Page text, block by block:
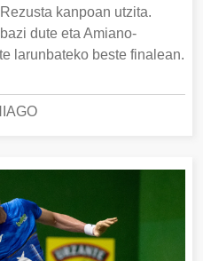
kanpoan utzita.
dute eta Amiano-
larunbateko beste finalean.